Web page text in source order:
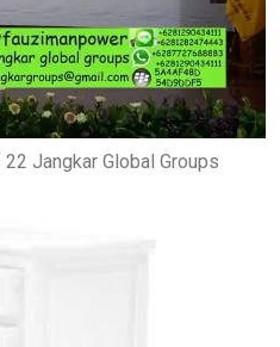
Jangkar Global Groups